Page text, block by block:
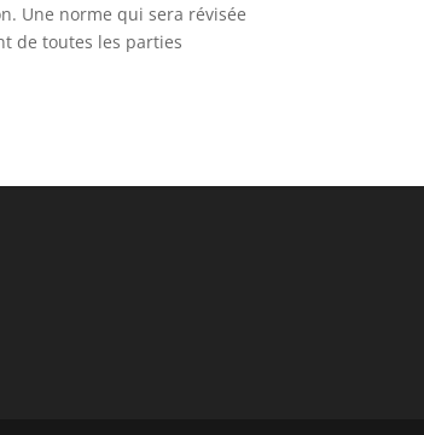
Une norme qui sera révisée
de toutes les parties